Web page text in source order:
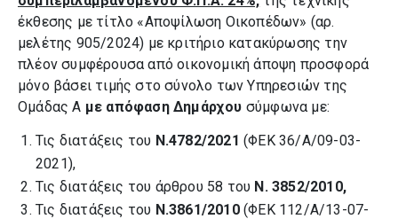
έκθεσης με τίτλο «Αποψίλωση Οικοπέδων» (αρ.
μελέτης 905/2024) με κριτήριο κατακύρωσης την
πλέον συμφέρουσα από οικονομική άποψη προσφορά
μόνο βάσει τιμής στο σύνολο των Υπηρεσιών της
Ομάδας Α με απόφαση Δημάρχου σύμφωνα με:
Τις διατάξεις του Ν.4782/2021 (ΦΕΚ 36/Α/09-03-
2021),
Τις διατάξεις του άρθρου 58 του Ν. 3852/2010,
Τις διατάξεις του Ν.3861/2010(ΦΕΚ 112/Α/13-07-